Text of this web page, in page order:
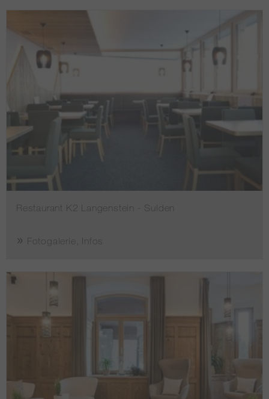
Restaurant K2 Langenstein - Sulden
Fotogalerie, Infos